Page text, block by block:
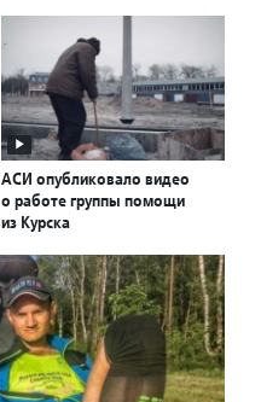
АСИ опубликовало видео
о работе группы помощи
из Курска